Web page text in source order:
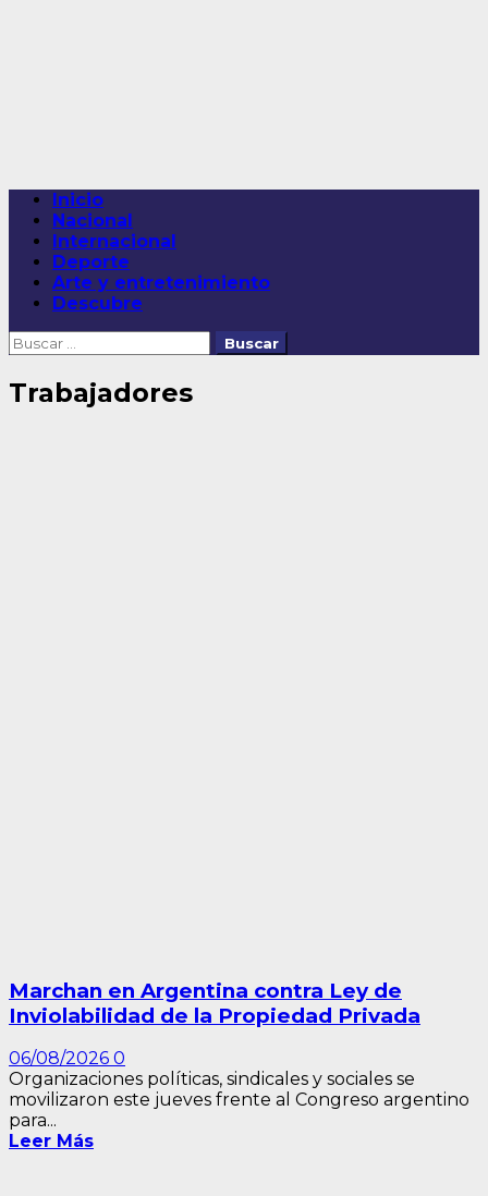
Menú
principal
Inicio
Nacional
Internacional
Deporte
Arte y entretenimiento
Descubre
Buscar:
Trabajadores
Marchan en Argentina contra Ley de
Inviolabilidad de la Propiedad Privada
06/08/2026 0
Organizaciones políticas, sindicales y sociales se
movilizaron este jueves frente al Congreso argentino
para...
Leer Más